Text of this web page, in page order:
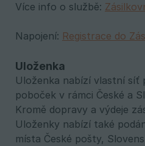
Více info o službě:
Napojení: Registrace do
Uloženka
Uloženka nabízí vlastní síť
poboček v rámci České a
Kromě dopravy a výdeje
Uloženky nabízí také
místa České pošty,